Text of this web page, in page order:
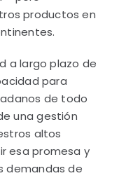
productos en
a largo plazo de
para
de todo
una gestión
altos
esa promesa y
demandas de